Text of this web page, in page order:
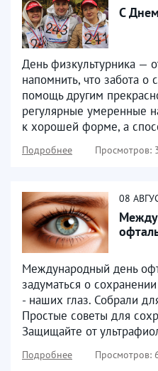
С
День физкультурника —
напомнить, что забота о
помощь другим
регулярные умеренные
к хорошей форме, а
Подробнее Просмотров:
08
Международный день
задуматься о
- наших глаз. Собрали
Простые советы для
Защищайте от
Подробнее Просмотров: